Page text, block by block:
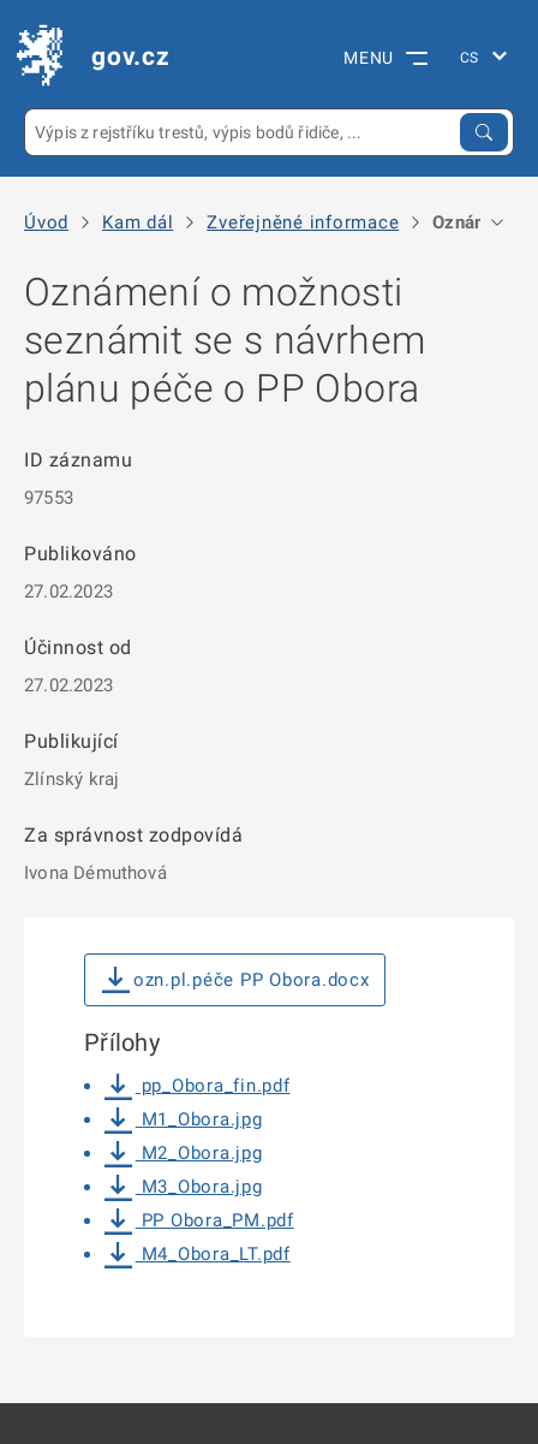
gov.cz MENU
Úvod Kam dál Zveřejněné informace Oznámení o
Oznámení o možnosti
seznámit se s návrhem
plánu péče o PP Obora
ID záznamu
97553
Publikováno
27.02.2023
Účinnost od
27.02.2023
Publikující
Zlínský kraj
Za správnost zodpovídá
Ivona Démuthová
ozn.pl.péče PP Obora.docx
Přílohy
pp_Obora_fin.pdf
M1_Obora.jpg
M2_Obora.jpg
M3_Obora.jpg
PP Obora_PM.pdf
M4_Obora_LT.pdf